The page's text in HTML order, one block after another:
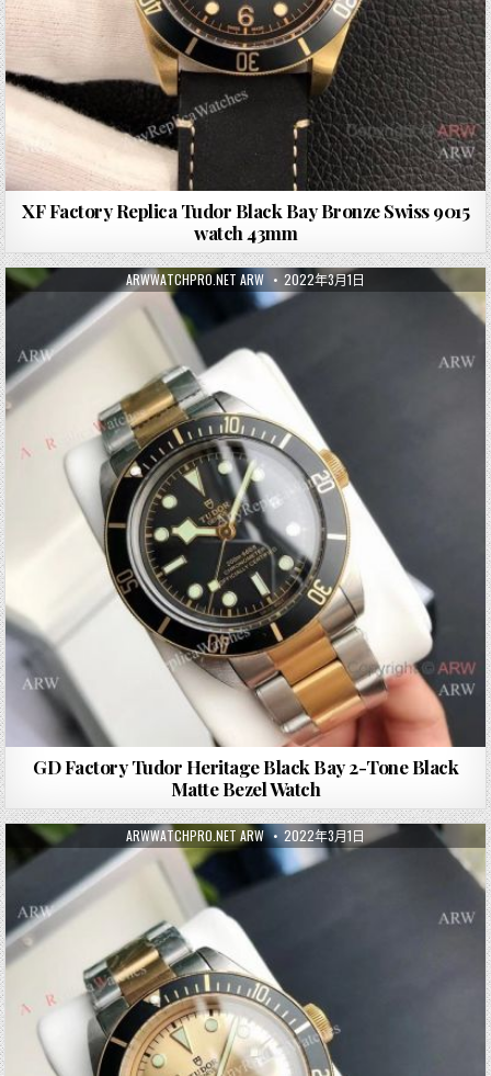
XF Factory Replica Tudor Black Bay Bronze Swiss 9015
watch 43mm
ARWWATCHPRO.NET ARW 2022年3月1日
GD Factory Tudor Heritage Black Bay 2-Tone Black
Matte Bezel Watch
ARWWATCHPRO.NET ARW 2022年3月1日